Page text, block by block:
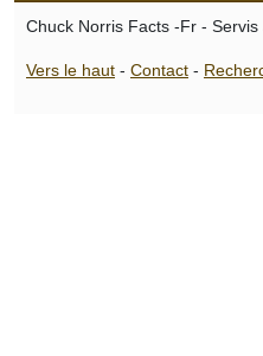
Chuck Norris Facts -Fr -
Vers le haut - Contact -